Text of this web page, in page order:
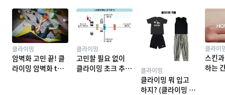
클라이밍
암벽화 고민 끝! 클
라이밍 암벽화 top
클라이밍
고민할 필요 없이
클라이밍 초크 추천
클라이밍
클라이밍 뭐 입고
하지? (클라이밍 복
클라이
스킨
하는